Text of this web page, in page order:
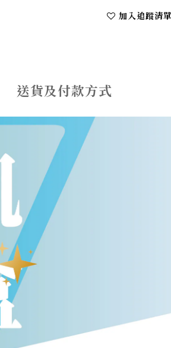
加入追蹤清單
送貨及付款方式